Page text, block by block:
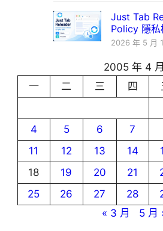
Just Tab
Policy 隱私
2026 年 5 月
2005 年 4 月
一
二 三 四
4
5 6 7
11
12 13 14
18
19 20 21
25
26 27 28
« 3 月
5 月